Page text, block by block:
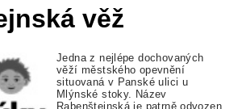
věž
Jedna z nejlépe dochovaných
věží městského opevnění
situovaná v Panské ulici u
Mlýnské stoky. Název
Rabenštejnská je patrně odvozen